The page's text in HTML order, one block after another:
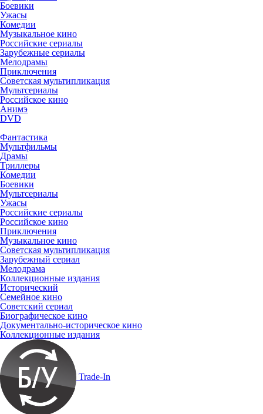
Боевики
Ужасы
Комедии
Музыкальное кино
Российские сериалы
Зарубежные сериалы
Мелодрамы
Приключения
Советская мультипликация
Мультсериалы
Российское кино
Анимэ
DVD
Фантастика
Мультфильмы
Драмы
Триллеры
Комедии
Боевики
Мультсериалы
Ужасы
Российские сериалы
Российское кино
Приключения
Музыкальное кино
Советская мультипликация
Зарубежный сериал
Мелодрама
Коллекционные издания
Исторический
Семейное кино
Советский сериал
Биографическое кино
Документально-историческое кино
Коллекционные издания
Trade-In